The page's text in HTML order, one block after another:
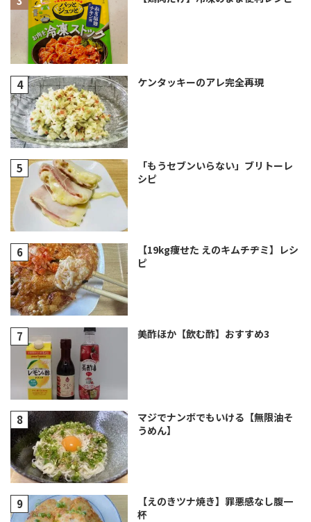
ケンタッキーのアレ完全再現
「もうセブンいらない」ブリトーレ
シピ
【19kg痩せた えのキムチヂミ】レシ
ピ
美酢ほか【飲む酢】おすすめ3
マジでナンボでもいける【無限油そ
うめん】
【えのきツナ焼き】罪悪感なし腹一
杯